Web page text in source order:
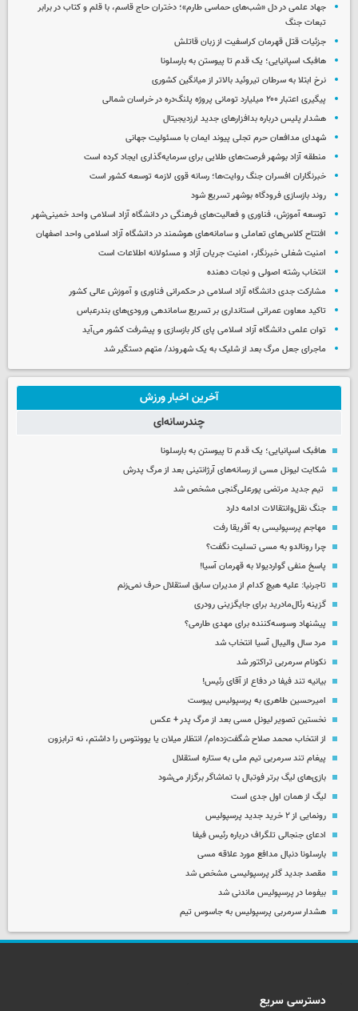
جهاد علمی در دل «شب‌های حماسی طارم»؛ دختران حاج قاسم، با قلم و کتاب در برابر
تبعات جنگ
جزئیات قتل قهرمان کراسفیت از زبان قاتلش
هافبک اسپانیایی؛ یک قدم تا پیوستن به بارسلونا
نرخ ابتلا به سرطان تیروئید بالاتر از میانگین کشوری
پیگیری اعتبار ۲۰۰ میلیارد تومانی پروژه پلنگ‌دره در خراسان شمالی
هشدار پلیس درباره بدافزارهای جدید ارزدیجیتال
شهدای مدافعان حرم تجلی پیوند ایمان با مسئولیت جهانی
منطقه آزاد بوشهر فرصت‌های طلایی برای سرمایه‌گذاری ایجاد کرده است
خبرنگاران افسران جنگ روایت‌ها؛ رسانه قوی لازمه توسعه کشور است
روند بازسازی فرودگاه بوشهر تسریع شود
توسعه آموزش، فناوری و فعالیت‌های فرهنگی در دانشگاه آزاد اسلامی واحد خمینی‌شهر
افتتاح کلاس‌های تعاملی و سامانه‌های هوشمند در دانشگاه آزاد اسلامی واحد اصفهان
امنیت شغلی خبرنگار، امنیت جریان آزاد و مسئولانه اطلاعات است
انتخاب رشته اصولی و نجات دهنده
مشارکت جدی دانشگاه آزاد اسلامی در حکمرانی فناوری و آموزش عالی کشور
تاکید معاون عمرانی استانداری بر تسریع ساماندهی ورودی‌های بندرعباس
توان علمی دانشگاه آزاد اسلامی پای کار بازسازی و پیشرفت کشور می‌آید
ماجرای جعل مرگ بعد از شلیک به یک شهروند/ متهم دستگیر شد
آخرین اخبار ورزش
چندرسانه‌ای
هافبک اسپانیایی؛ یک قدم تا پیوستن به بارسلونا
شکایت لیونل مسی از رسانه‌های آرژانتینی بعد از مرگ پدرش
تیم جدید مرتضی پورعلی‌گنجی مشخص شد
جنگ نقل‌وانتقالات ادامه دارد
مهاجم پرسپولیسی به آفریقا رفت
چرا رونالدو به مسی تسلیت نگفت؟
پاسخ منفی گواردیولا به قهرمان آسیا!
تاجرنیا: علیه هیچ کدام از مدیران سابق استقلال حرف نمی‌زنم
گزینه رئال‌مادرید برای جایگزینی رودری
پیشنهاد وسوسه‌کننده برای مهدی طارمی؟
مرد سال والیبال آسیا انتخاب شد
نکونام سرمربی تراکتور شد
بیانیه تند فیفا در دفاع از آقای رئیس!
امیرحسین طاهری به پرسپولیس پیوست
نخستین تصویر لیونل مسی بعد از مرگ پدر + عکس
از انتخاب محمد صلاح شگفت‌زده‌ام/ انتظار میلان یا یوونتوس را داشتم، نه ترابزون
پیغام تند سرمربی تیم ملی به ستاره استقلال
بازی‌های لیگ برتر فوتبال با تماشاگر برگزار می‌شود
لیگ از همان اول جدی است
رونمایی از ۲ خرید جدید پرسپولیس
ادعای جنجالی تلگراف درباره رئیس فیفا
بارسلونا دنبال مدافع مورد علاقه مسی
مقصد جدید گلر پرسپولیسی مشخص شد
بیفوما در پرسپولیس ماندنی شد
هشدار سرمربی پرسپولیس به جاسوس تیم
دسترسی سریع